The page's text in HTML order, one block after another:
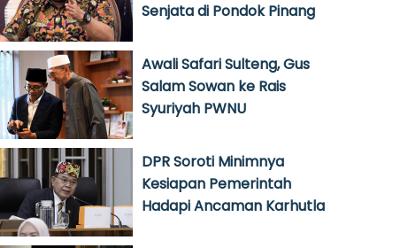
Senjata di Pondok Pinang
Awali Safari Sulteng, Gus
Salam Sowan ke Rais
Syuriyah PWNU
DPR Soroti Minimnya
Kesiapan Pemerintah
Hadapi Ancaman Karhutla